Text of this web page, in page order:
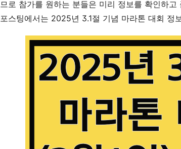
므로 참가를 원하는 분들은 미리 정보를 확인하고
포스팅에서는 2025년 3.1절 기념 마라톤 대회 정